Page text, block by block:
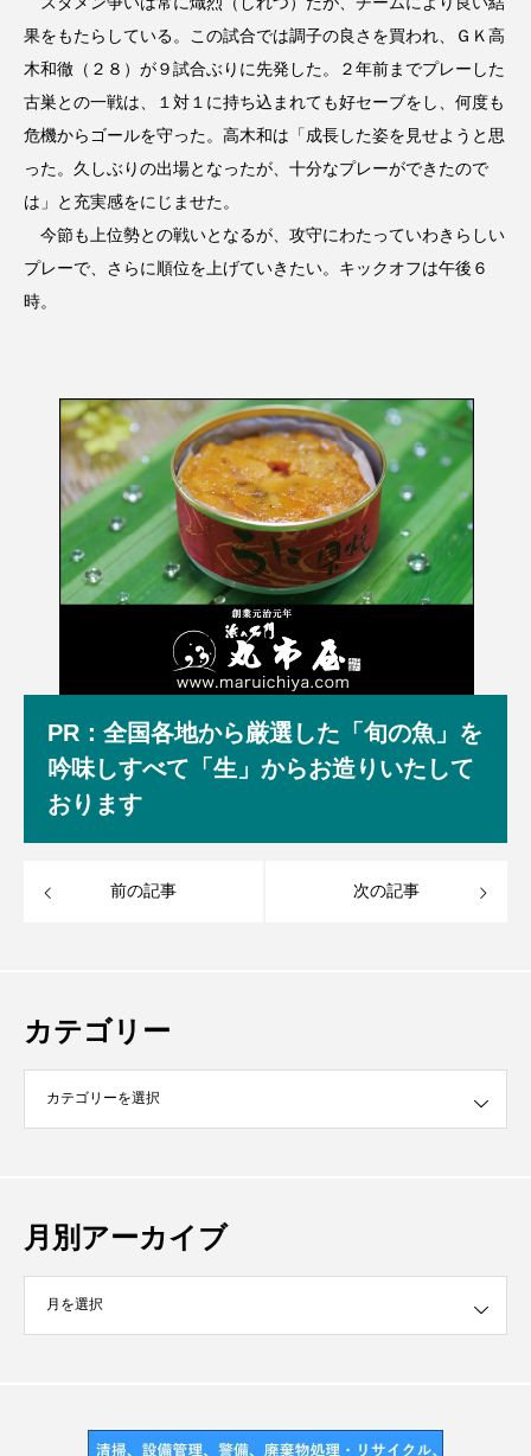
果をもたらしている。この試合では調子の良さを買われ、ＧＫ高
木和徹（２８）が９試合ぶりに先発した。２年前までプレーした
古巣との一戦は、１対１に持ち込まれても好セーブをし、何度も
危機からゴールを守った。高木和は「成長した姿を見せようと思
った。久しぶりの出場となったが、十分なプレーができたので
は」と充実感をにじませた。
今節も上位勢との戦いとなるが、攻守にわたっていわきらしい
プレーで、さらに順位を上げていきたい。キックオフは午後６
時。
PR：全国各地から厳選した「旬の魚」を
吟味しすべて「生」からお造りいたして
おります
前の記事 次の記事
カテゴリー
月別アーカイブ